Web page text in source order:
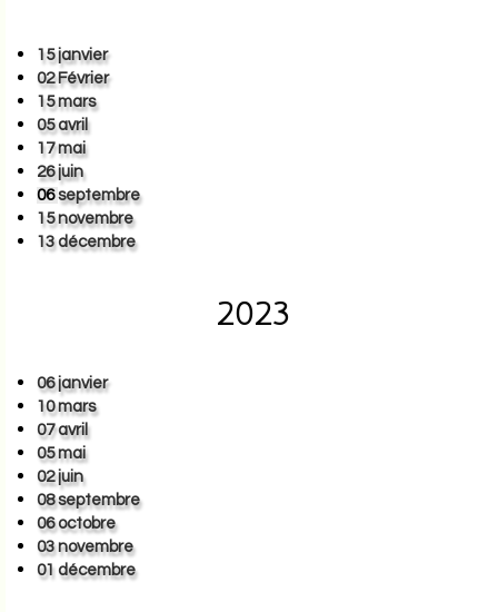
15 janvier
02 Février
15 mars
05 avril
17 mai
26 juin
06septembre
15 novembre
13 décembre
2023
06 janvier
10 mars
07 avril
05 mai
02 juin
08 septembre
06 octobre
03 novembre
01 décembre